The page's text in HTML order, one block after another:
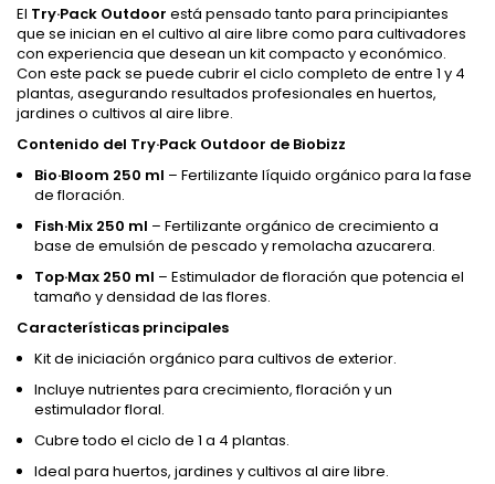
El Try·Pack Outdoor está pensado tanto para principiantes
que se inician en el cultivo al aire libre como para cultivadores
con experiencia que desean un kit compacto y económico.
Con este pack se puede cubrir el ciclo completo de entre 1 y 4
plantas, asegurando resultados profesionales en huertos,
jardines o cultivos al aire libre.
Contenido del Try·Pack Outdoor de Biobizz
Bio·Bloom 250 ml – Fertilizante líquido orgánico para la fase
de floración.
Fish·Mix 250 ml – Fertilizante orgánico de crecimiento a
base de emulsión de pescado y remolacha azucarera.
Top·Max 250 ml – Estimulador de floración que potencia el
tamaño y densidad de las flores.
Características principales
Kit de iniciación orgánico para cultivos de exterior.
Incluye nutrientes para crecimiento, floración y un
estimulador floral.
Cubre todo el ciclo de 1 a 4 plantas.
Ideal para huertos, jardines y cultivos al aire libre.